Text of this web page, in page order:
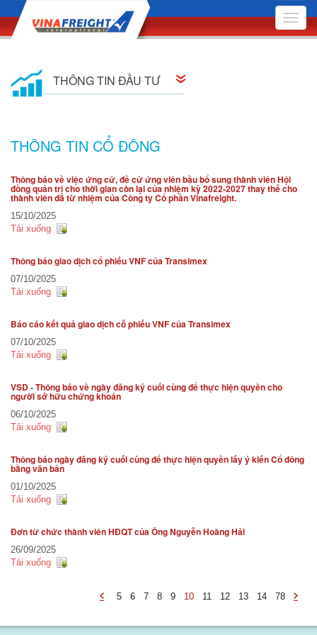
Toggle
THÔNG TIN ĐẦU TƯ
Nghị quyết Hội đồng Quản trị
Quyết định Hội đồng Quản trị
Báo cáo quản trị công ty
Báo cáo thường niên
THÔNG TIN CỔ ĐÔNG
Thông báo về việc ứng cử, đề cử ứng viên bầu bổ sung thành viên Hội
đồng quản trị cho thời gian còn lại của nhiệm kỳ 2022-2027 thay thế cho
thành viên đã từ nhiệm của Công ty Cổ phần Vinafreight.
15/10/2025
Tải xuống
Thông báo giao dịch cổ phiếu VNF của Transimex
07/10/2025
Tải xuống
Báo cáo kết quả giao dịch cỗ phiếu VNF của Transimex
07/10/2025
Tải xuống
VSD - Thông báo về ngày đăng ký cuối cùng để thực hiện quyền cho
người sở hữu chứng khoán
06/10/2025
Tải xuống
Thông báo ngày đăng ký cuối cùng để thực hiện quyền lấy ý kiến Cổ đông
bằng văn bản
01/10/2025
Tải xuống
Đơn từ chức thành viên HĐQT của Ông Nguyễn Hoàng Hải
26/09/2025
Tải xuống
5 6 7 8 9 10 11 12 13 14
78